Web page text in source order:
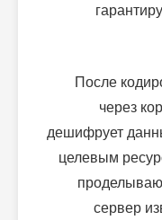
После
через
дешифрует
целевым
сервер